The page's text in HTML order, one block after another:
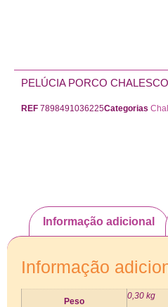
PELÚCIA PORCO CHALESCO
REF 7898491036225Categorias
Informação adicional
Informação
Peso
0,30 kg